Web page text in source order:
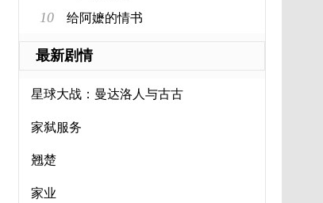
10 给阿嬷的情书
最新剧情
星球大战：曼达洛人与古古
家弑服务
翘楚
家业